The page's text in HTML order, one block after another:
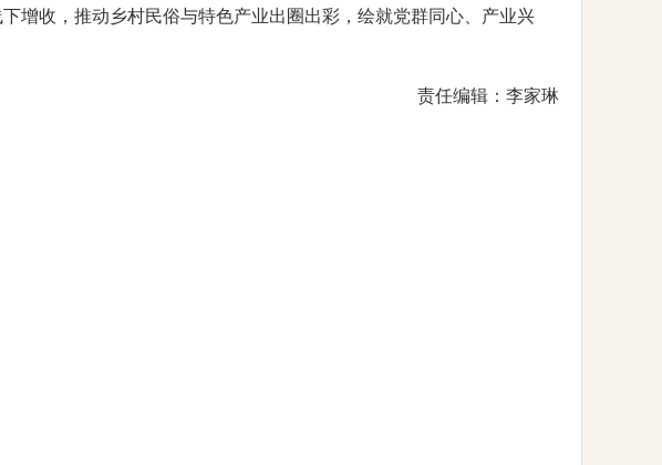
增收，推动乡村民俗与特色产业出圈出彩，绘就党群同心、产业兴
责任编辑：李家琳